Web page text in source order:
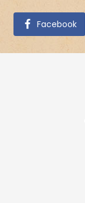
Facebook